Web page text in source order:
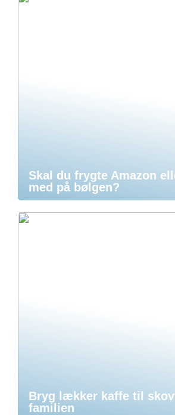
Skal du frygte Amazon
med på bølgen?
Bryg lækker kaffe til
familien